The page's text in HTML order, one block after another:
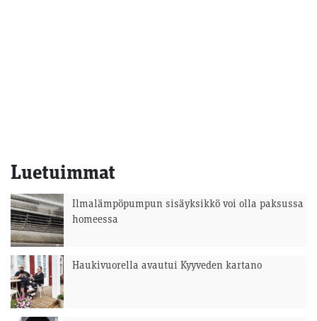
Luetuimmat
Ilmalämpöpumpun sisäyksikkö voi olla paksussa
homeessa
Haukivuorella avautui Kyyveden kartano